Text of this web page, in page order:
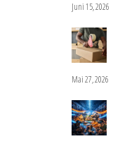
Juni 15, 2026
Mai 27, 2026